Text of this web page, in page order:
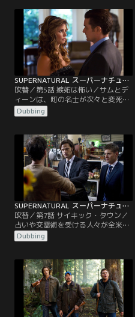
け、同一犯なのかを探ろうとしてい
た。犯人は、予想どおりエイミーだ
った。サムが中学の頃に出会った少
女エイミーは、今、母となって彼の
前に現れる。
SUPERNATURAL スーパーナチュラル シーズン7 第05話／吹替
吹替／第5話 嫉妬は怖い／サムとデ
ィーンは、町の名士が次々と変死し
ていく事件を追っているが、現場に
落ちていた古いコインから、それが
る。マギーの次のターゲットは夫の
ドンだとめぼしをつけた二人は、彼
のもとに駆けつけるが、マギーが嫉
妬に燃え、怒りを爆発させた理由は
彼の不実にあることが判明する。
Dubbing
SUPERNATURAL スーパーナチュラル シーズン7 第07話／吹替
吹替／第7話 サイキック・タウン／
占いや交霊術を受ける人々が全米か
ら集まる観光スポット、リリーデイ
ルという町で霊能者が怪死する事件
件を調べていたサムとディーンは、
カフェで鉢合わせする。ディーンの
説得で一緒に調査を始めた二人は、
リリーデイル創成期の霊能者たちが
事件に関与していることを突き止め
るが…。
Dubbing